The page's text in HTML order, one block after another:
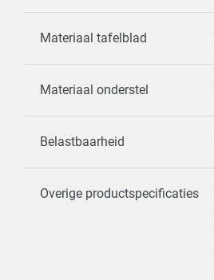
Materiaal tafelblad
Materiaal onderstel
Belastbaarheid
Overige productspecificaties